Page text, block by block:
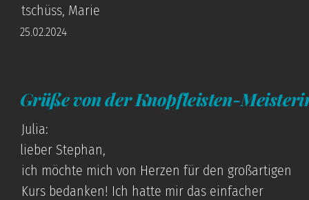
tschüss, Marie
25.02.2024
Grüße von der Knopfleisten-
Julia:
lieber Stephan,
ich möchte mich von Herzen für den großartigen
Kurs bedanken! Ich hatte mir das einfacher